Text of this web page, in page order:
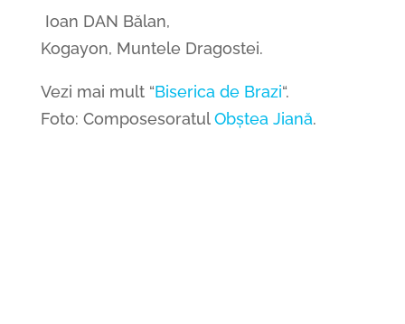
Ioan DAN Bălan,
Kogayon, Muntele Dragostei.
Vezi mai mult “Biserica de Brazi“.
Foto: ComposesoratulObștea Jiană.